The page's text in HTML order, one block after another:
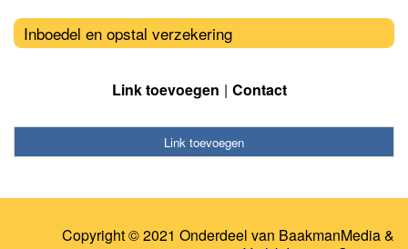
Inboedel en opstal verzekering
Link toevoegen Contact
Link toevoegen
Copyright © 2021 Onderdeel van BaakmanMedia&